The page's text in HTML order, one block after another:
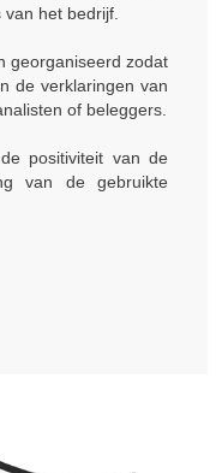
het bedrijf.
georganiseerd zodat
de verklaringen van
of beleggers.
positiviteit van de
van de gebruikte